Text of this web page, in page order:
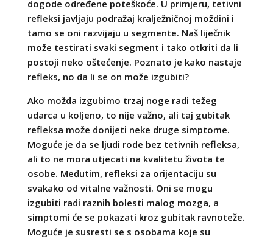
dogode određene poteškoće. U primjeru, tetivni
refleksi javljaju podražaj kralježničnoj moždini i
tamo se oni razvijaju u segmente. Naš liječnik
može testirati svaki segment i tako otkriti da li
postoji neko oštećenje. Poznato je kako nastaje
refleks, no da li se on može izgubiti?
Ako možda izgubimo trzaj noge radi težeg
udarca u koljeno, to nije važno, ali taj gubitak
refleksa može donijeti neke druge simptome.
Moguće je da se ljudi rode bez tetivnih refleksa,
ali to ne mora utjecati na kvalitetu života te
osobe. Međutim, refleksi za orijentaciju su
svakako od vitalne važnosti. Oni se mogu
izgubiti radi raznih bolesti malog mozga, a
simptomi će se pokazati kroz gubitak ravnoteže.
Moguće je susresti se s osobama koje su